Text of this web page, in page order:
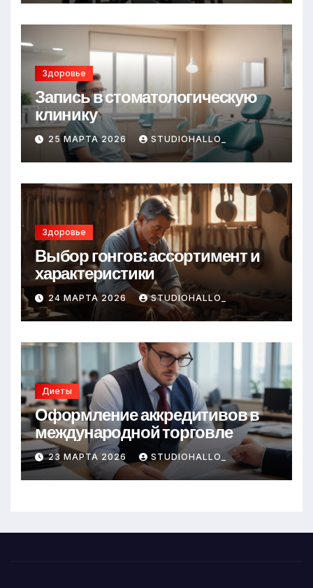
Здоровье
Запись в стоматологическую
клинику
25 МАРТА 2026 STUDIOHALLO_
Здоровье
Выбор гонгов: ассортимент и
характеристики
24 МАРТА 2026 STUDIOHALLO_
Диеты
Оформление аккредитивов в
международной торговле
23 МАРТА 2026 STUDIOHALLO_